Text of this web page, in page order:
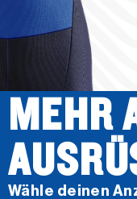
MEHR
Wähle deinen